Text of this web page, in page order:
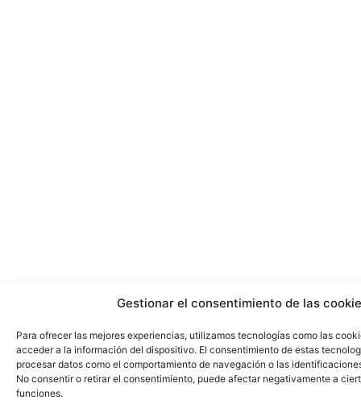
Gestionar el consentimiento de las
Para ofrecer las mejores experiencias, utilizamos tecnologías como las
acceder a la información del dispositivo. El consentimiento de estas
procesar datos como el comportamiento de navegación o las
No consentir o retirar el consentimiento, puede afectar negativamente a
funciones.